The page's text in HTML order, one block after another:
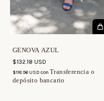
GENOVA AZUL
$132.18 USD
$118.96 USD con Transferencia o
depósito bancario